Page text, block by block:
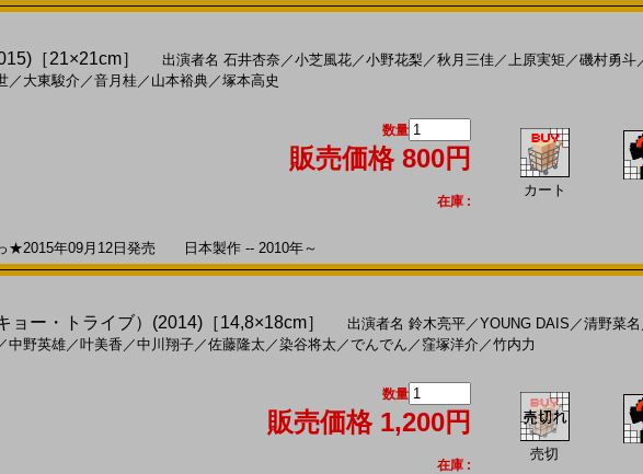
［21×21cm］ 出演者名 石井杏奈 ／小芝風花／小野花梨 ／秋月三佳／上原実矩 ／磯村勇斗
／ 大東駿介 ／音月桂／ 山本裕典／塚本高史
数量
販売価格 800円
在庫 :
カート
★2015年09月12日発売 日本製作 -- 2010年～
ョー・トライブ）(2014)［14,8×18cm］ 出演者名 鈴木亮平／YOUNG DAIS ／清野菜名
中野英雄／叶美香 ／中川翔子／佐藤隆太 ／染谷将太 ／でんでん ／ 窪塚洋介 ／竹内力
数量
販売価格 1,200円
在庫 :
売切